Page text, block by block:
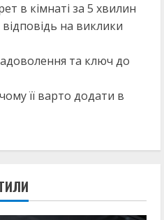
в кімнаті за 5 хвилин
на виклики
та ключ до
її варто додати в